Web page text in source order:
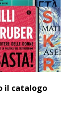
il catalogo